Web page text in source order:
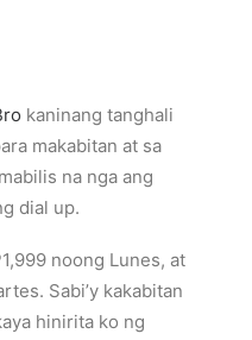
kaninang tanghali
makabitan at sa
na nga ang
dial up.
noong Lunes, at
Sabi’y kakabitan
hinirita ko ng